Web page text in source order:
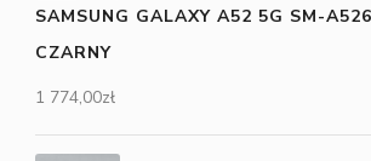
SAMSUNG GALAXY A52 5G SM-
CZARNY
1 774,00zł